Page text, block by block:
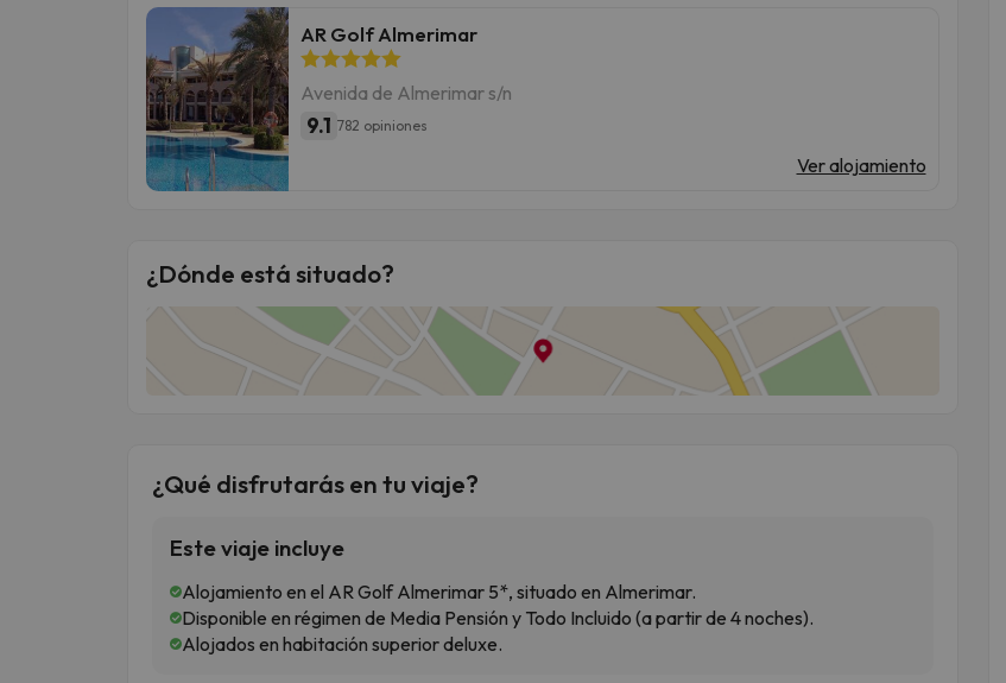
AR Golf Almerimar
Avenida de Almerimar s/n
9.1 782 opiniones
Ver alojamiento
¿Dónde está situado?
¿Qué disfrutarás en tu viaje?
Este viaje incluye
Alojamiento en el AR Golf Almerimar 5*, situado en Almerimar.
Disponible en régimen de Media Pensión y Todo Incluido (a partir de 4 noches).
Alojados en habitación superior deluxe.